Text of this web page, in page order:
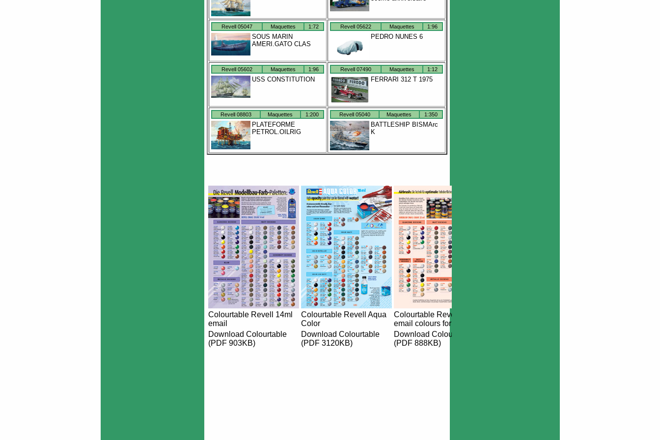
Revell 05047 Maquettes 1:72
SOUS MARIN
AMERI.GATO CLAS
Revell 05622 Maquettes 1:96
PEDRO NUNES 6
Revell 05602 Maquettes 1:96
USS CONSTITUTION
Revell 07490 Maquettes 1:12
FERRARI 312 T 1975
Revell 08803 Maquettes 1:200
PLATEFORME
PETROL.OILRIG
Revell 05040 Maquettes 1:350
BATTLESHIP BISMArc
K
Colourtable Revell 14ml
email
Colourtable Revell Aqua
Color
Colourtable Revell 25ml
email colours for Airbrush
Download Colourtable
(PDF 903KB)
Download Colourtable
(PDF 3120KB)
Download Colourtable
(PDF 888KB)